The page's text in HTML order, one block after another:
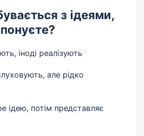
з ідеями,
іноді реалізують
але рідко
ідею, потім представляє